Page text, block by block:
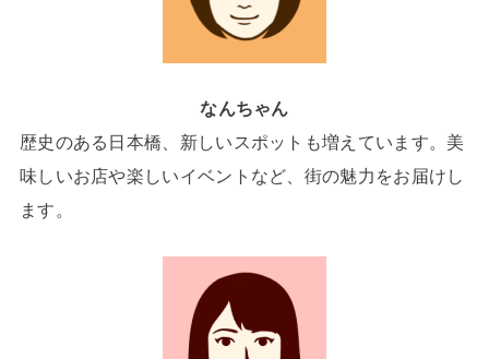
なんちゃん
歴史のある日本橋、新しいスポットも増えています。美
味しいお店や楽しいイベントなど、街の魅力をお届けし
ます。